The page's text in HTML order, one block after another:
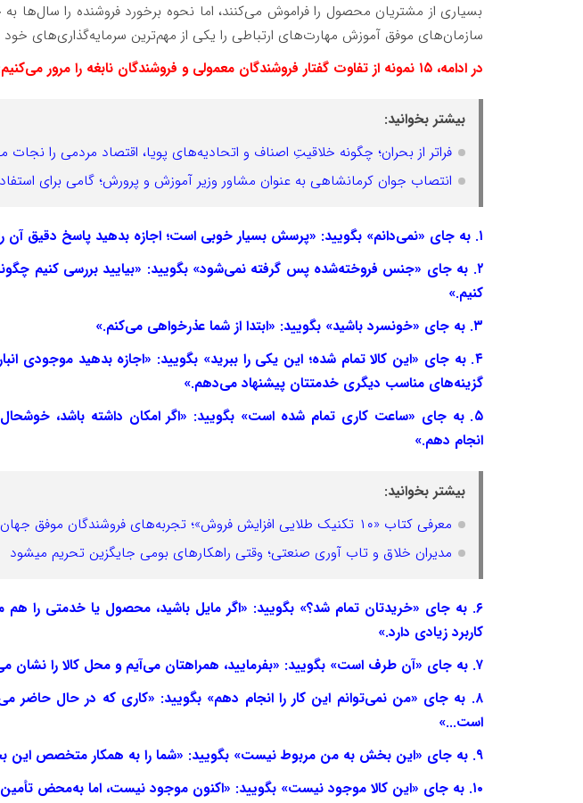
بسیاری از مشتریان محصول را فراموش می‌کنند، اما نحوه برخورد فروشنده را سال‌ها
سازمان‌های موفق آموزش مهارت‌های ارتباطی را یکی از مهم‌ترین سرمایه‌گذاری‌های خود
در ادامه، ۱۵ نمونه از تفاوت گفتار فروشندگان معمولی و فروشندگان نابغه را مرور می‌کنیم:
بیشتر بخوانید:
فراتر از بحران؛ چگونه خلاقیتِ اصناف و اتحادیه‌های پویا، اقتصاد مردمی را
انتصاب جوان کرمانشاهی به عنوان مشاور وزیر آموزش و پرورش؛ گامی برای
۱. به جای «نمی‌دانم» بگویید: «پرسش بسیار خوبی است؛ اجازه بدهید پاسخ دقیق آن را برای شما پیدا کنم.»
۲. به جای «جنس فروخته‌شده پس گرفته نمی‌شود» بگویید: «بیایید بررسی کنیم
کنیم.»
۳. به جای «خونسرد باشید» بگویید: «ابتدا از شما عذرخواهی می‌کنم.»
۴. به جای «این کالا تمام شده؛ این یکی را ببرید» بگویید: «اجازه بدهید موجودی
گزینه‌های مناسب دیگری خدمتتان پیشنهاد می‌دهم.»
۵. به جای «ساعت کاری تمام شده است» بگویید: «اگر امکان داشته باشد،
انجام دهم.»
بیشتر بخوانید:
معرفی کتاب «۱۰ تکنیک طلایی افزایش فروش»؛ تجربه‌های فروشندگان موفق جهان در یک کتاب
مدیران خلاق و تاب آوری صنعتی؛ وقتی راهکارهای بومی جایگزین تحریم میشود
۶. به جای «خریدتان تمام شد؟» بگویید: «اگر مایل باشید، محصول یا خدمتی را هم
کاربرد زیادی دارد.»
۷. به جای «آن طرف است» بگویید: «بفرمایید، همراهتان می‌آیم و محل کالا را نشان می‌دهم.»
۸. به جای «من نمی‌توانم این کار را انجام دهم» بگویید: «کاری که در حال حاضر
است...»
۹. به جای «این بخش به من مربوط نیست» بگویید: «شما را به همکار متخصص این بخش معرفی می‌کنم.»
۱۰. به جای «این کالا موجود نیست» بگویید: «اکنون موجود نیست، اما به‌محض تأمین، شما را مطلع خواهیم کرد.»